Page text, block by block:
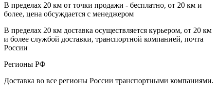
В пределах 20 км от точки продажи - бесплатно, от 20 км и
более, цена обсуждается с менеджером
В пределах 20 км доставка осуществляется курьером, от 20 км
и более службой доставки, транспортной компанией, почта
России
Регионы РФ
Доставка во все регионы России транспортными компаниями.